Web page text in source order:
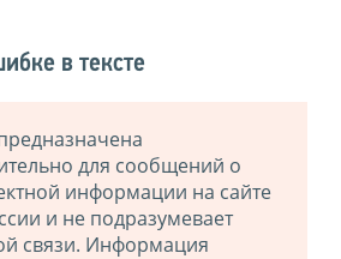
в тексте
для сообщений о
информации на сайте
и не подразумевает
связи. Информация